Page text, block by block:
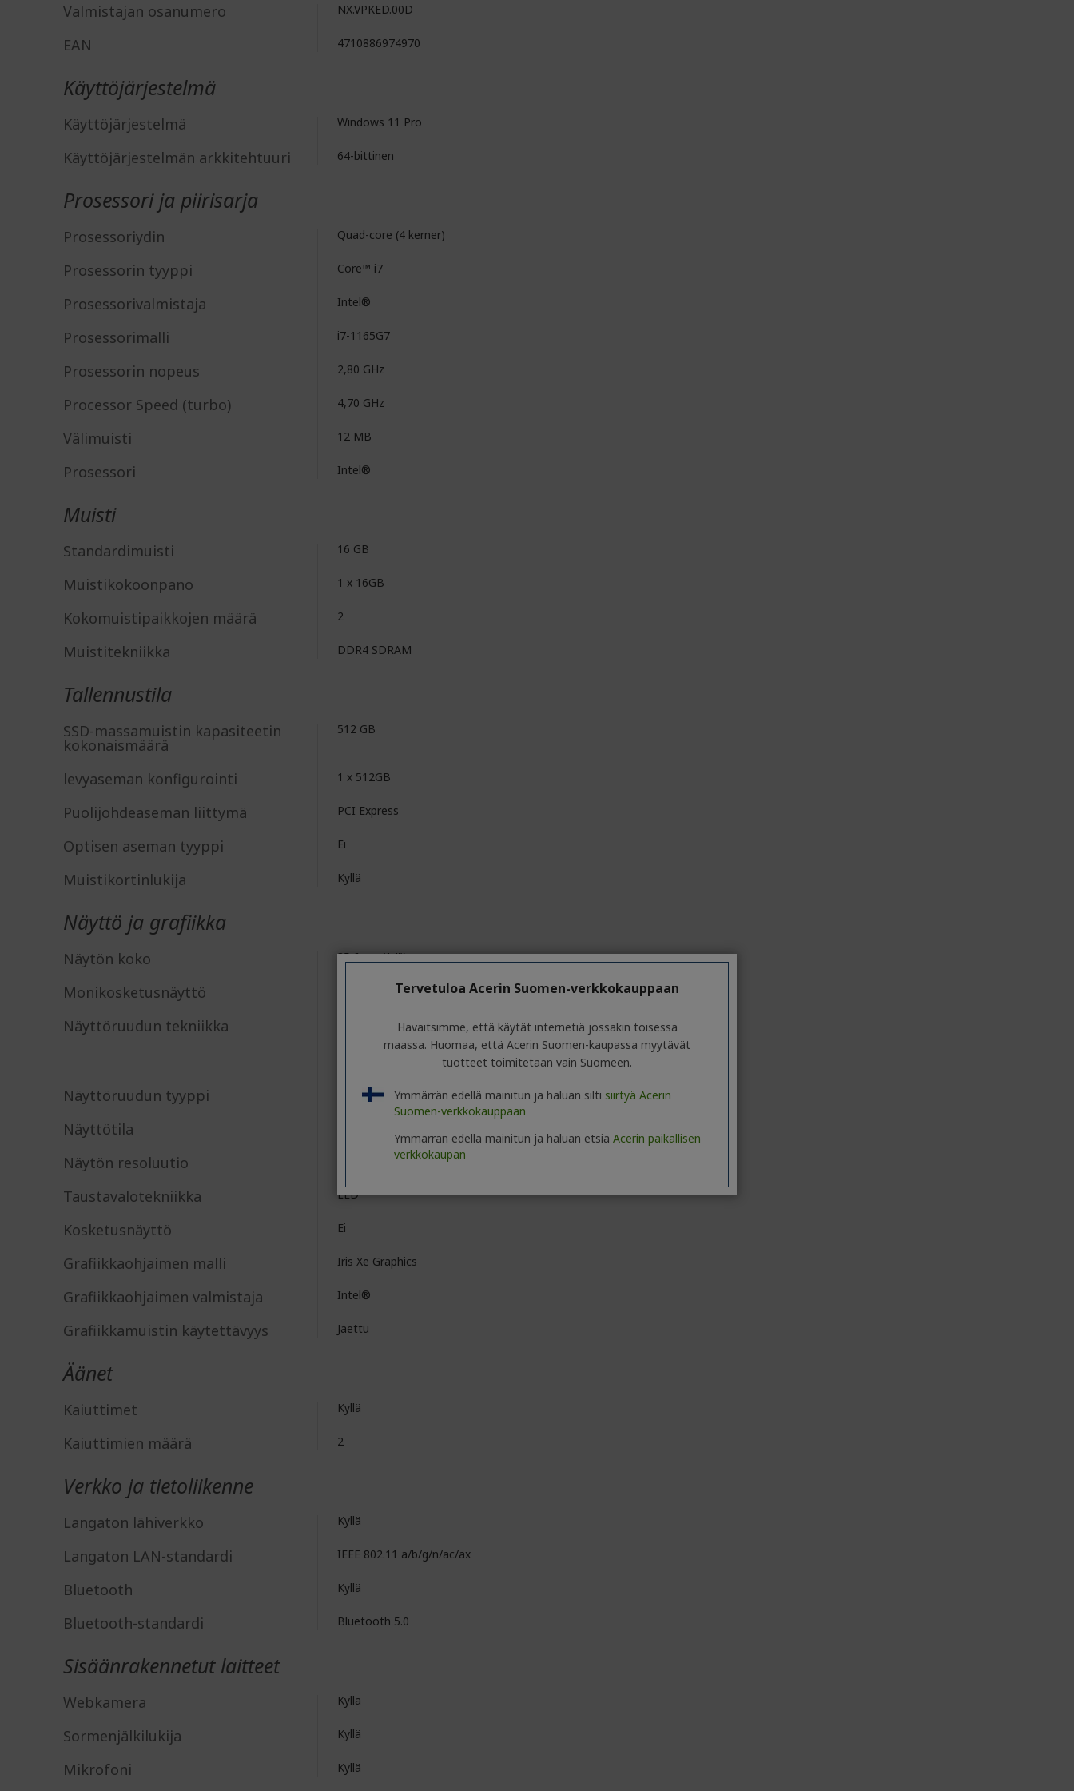
Valmistajan osanumero NX.VPKED.00D
EAN 4710886974970
Käyttöjärjestelmä
Käyttöjärjestelmä Windows 11 Pro
Käyttöjärjestelmän arkkitehtuuri 64-bittinen
Prosessori ja piirisarja
Prosessoriydin Quad-core (4 kerner)
Prosessorin tyyppi Core™ i7
Prosessorivalmistaja Intel®
Prosessorimalli i7-1165G7
Prosessorin nopeus 2,80 GHz
Processor Speed (turbo) 4,70 GHz
Välimuisti 12 MB
Prosessori Intel®
Muisti
Standardimuisti 16 GB
Muistikokoonpano 1 x 16GB
Kokomuistipaikkojen määrä 2
Muistitekniikka DDR4 SDRAM
Tallennustila
SSD-massamuistin kapasiteetin
kokonaismäärä
512 GB
levyaseman konfigurointi 1 x 512GB
Puolijohdeaseman liittymä PCI Express
Optisen aseman tyyppi Ei
Muistikortinlukija Kyllä
Näyttö ja grafiikka
Näytön koko 35,6 cm (14")
Monikosketusnäyttö
Näyttöruudun tekniikka
Näyttöruudun IPS-paneeli tekniikka
ComfyView
Näyttöruudun tyyppi
Näyttötila
Näytön resoluutio 1920 x 1080
Taustavalotekniikka LED
Kosketusnäyttö Ei
Grafiikkaohjaimen malli Iris Xe Graphics
Grafiikkaohjaimen valmistaja Intel®
Grafiikkamuistin käytettävyys Jaettu
Äänet
Kaiuttimet Kyllä
Kaiuttimien määrä 2
Verkko ja tietoliikenne
Langaton lähiverkko Kyllä
Langaton LAN-standardi IEEE 802.11 a/b/g/n/ac/ax
Bluetooth Kyllä
Bluetooth-standardi Bluetooth 5.0
Sisäänrakennetut laitteet
Webkamera Kyllä
Sormenjälkilukija Kyllä
Mikrofoni Kyllä
Tervetuloa Acerin Suomen-verkkokauppaan
Havaitsimme, että käytät internetiä jossakin toisessa
maassa. Huomaa, että Acerin Suomen-kaupassa myytävät
tuotteet toimitetaan vain Suomeen.
Ymmärrän edellä mainitun ja haluan silti siirtyä Acerin
Suomen-verkkokauppaan
Ymmärrän edellä mainitun ja haluan etsiä Acerin paikallisen
verkkokaupan